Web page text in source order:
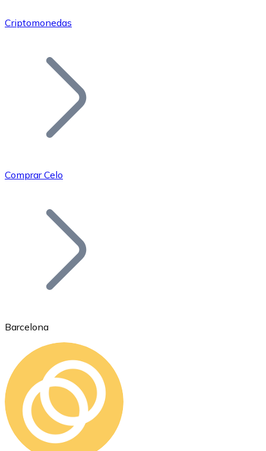
Únete a nuestra red de distribuidores.
Añade tu proyecto a nuestro ecosistema.
Bitcoin
Ethereum
ETH
Criptomonedas
Comprar Celo
Barcelona